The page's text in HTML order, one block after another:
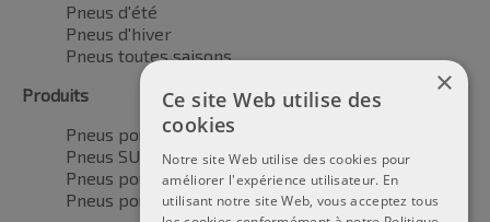
Pneus d'été
Pneus d'hiver
Pneus toutes saisons
Produits
Pneus pour voitures
Pneus SUV / 4x4
Pneus pour camionnettes
Pneus pour motos
×
Ce site Web utilise des
cookies
Notre site Web utilise des cookies pour
améliorer l'expérience utilisateur. En
utilisant notre site Web, vous acceptez tous